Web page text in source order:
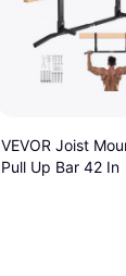
VEVOR Joist
Pull Up Bar 42 In